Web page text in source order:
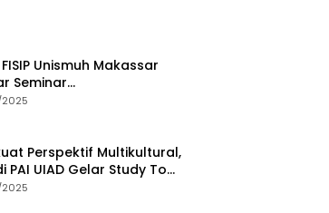
FISIP Unismuh Makassar
Seminar
Bahas
2025
Perspektif Multikultural,
PAI UIAD Gelar Study Tour
2025